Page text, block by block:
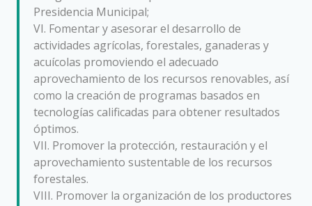
Presidencia Municipal;
VI. Fomentar y asesorar el desarrollo de
actividades agrícolas, forestales, ganaderas y
acuícolas promoviendo el adecuado
aprovechamiento de los recursos renovables, así
como la creación de programas basados en
tecnologías calificadas para obtener resultados
óptimos.
VII. Promover la protección, restauración y el
aprovechamiento sustentable de los recursos
forestales.
VIII. Promover la organización de los productores